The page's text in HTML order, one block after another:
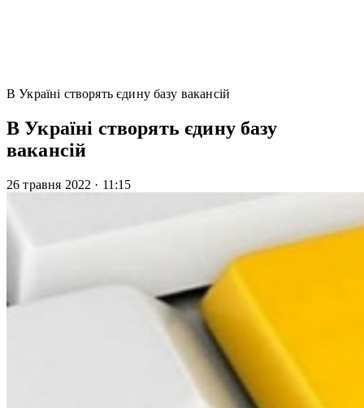
В Україні створять єдину базу вакансій
В Україні створять єдину базу
вакансій
26 травня 2022 · 11:15